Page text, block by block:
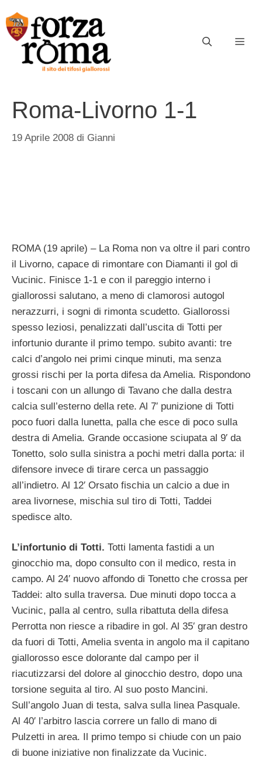
al
contenuto
Roma-Livorno 1-1
19 Aprile 2008 di Gianni
ROMA (19 aprile) – La Roma non va oltre il pari contro
il Livorno, capace di rimontare con Diamanti il gol di
Vucinic. Finisce 1-1 e con il pareggio interno i
giallorossi salutano, a meno di clamorosi autogol
nerazzurri, i sogni di rimonta scudetto. Giallorossi
spesso leziosi, penalizzati dall’uscita di Totti per
infortunio durante il primo tempo. subito avanti: tre
calci d’angolo nei primi cinque minuti, ma senza
grossi rischi per la porta difesa da Amelia. Rispondono
i toscani con un allungo di Tavano che dalla destra
calcia sull’esterno della rete. Al 7′ punizione di Totti
poco fuori dalla lunetta, palla che esce di poco sulla
destra di Amelia. Grande occasione sciupata al 9′ da
Tonetto, solo sulla sinistra a pochi metri dalla porta: il
difensore invece di tirare cerca un passaggio
all’indietro. Al 12′ Orsato fischia un calcio a due in
area livornese, mischia sul tiro di Totti, Taddei
spedisce alto.
L’infortunio di Totti. Totti lamenta fastidi a un
ginocchio ma, dopo consulto con il medico, resta in
campo. Al 24′ nuovo affondo di Tonetto che crossa per
Taddei: alto sulla traversa. Due minuti dopo tocca a
Vucinic, palla al centro, sulla ribattuta della difesa
Perrotta non riesce a ribadire in gol. Al 35′ gran destro
da fuori di Totti, Amelia sventa in angolo ma il capitano
giallorosso esce dolorante dal campo per il
riacutizzarsi del dolore al ginocchio destro, dopo una
torsione seguita al tiro. Al suo posto Mancini.
Sull’angolo Juan di testa, salva sulla linea Pasquale.
Al 40′ l’arbitro lascia correre un fallo di mano di
Pulzetti in area. Il primo tempo si chiude con un paio
di buone iniziative non finalizzate da Vucinic.